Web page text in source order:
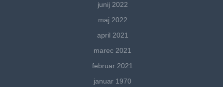
junij 2022
maj 2022
april 2021
marec 2021
februar 2021
januar 1970